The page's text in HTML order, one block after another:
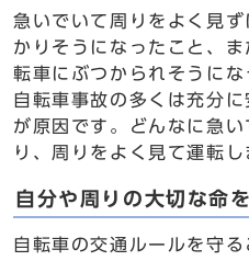
急いでいて周りをよく見
かりそうになったこと、
転車にぶつかられそうにな
自転車事故の多くは充分
が原因です。どんなに急
り、周りをよく見て運転し
自分や周りの大切な命
自転車の交通ルールを守